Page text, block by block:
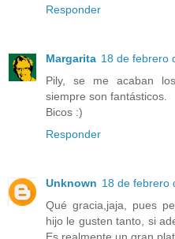
Responder
Margarita 18 de febrero
Pily, se me acaban
siempre son fantásticos.
Bicos :)
Responder
Unknown 18 de febrero
Qué gracia,jaja, pues
hijo le gusten tanto, si